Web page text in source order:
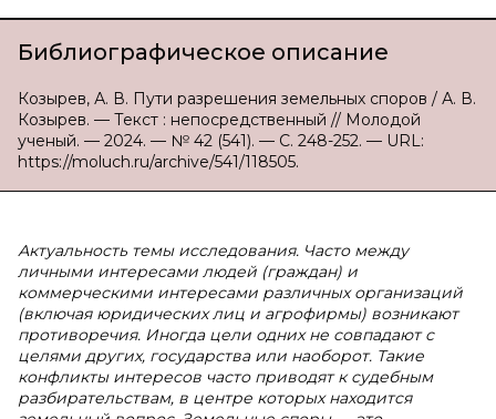
Библиографическое описание
Козырев, А. В. Пути разрешения земельных споров / А. В.
Козырев. — Текст : непосредственный // Молодой
ученый. — 2024. — № 42 (541). — С. 248-252. — URL:
https://moluch.ru/archive/541/118505.
Актуальность темы исследования. Часто между
личными интересами людей (граждан) и
коммерческими интересами различных организаций
(включая юридических лиц и агрофирмы) возникают
противоречия. Иногда цели одних не совпадают с
целями других, государства или наоборот. Такие
конфликты интересов часто приводят к судебным
разбирательствам, в центре которых находится